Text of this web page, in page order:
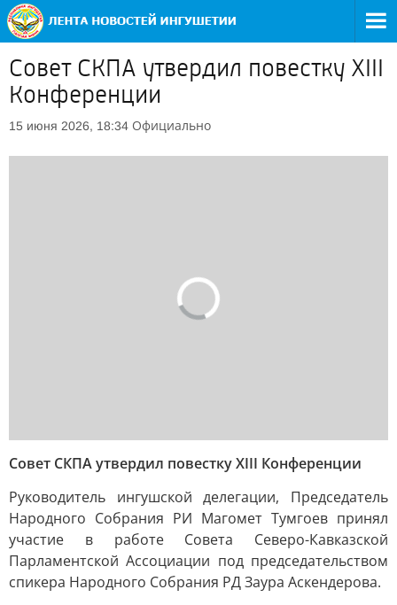
Совет СКПА утвердил повестку XIII
Конференции
15 июня 2026, 18:34 Официально
Совет СКПА утвердил повестку XIII Конференции
Руководитель ингушской делегации, Председатель
Народного Собрания РИ Магомет Тумгоев принял
участие в работе Совета Северо-Кавказской
Парламентской Ассоциации под председательством
спикера Народного Собрания РД Заура Аскендерова.